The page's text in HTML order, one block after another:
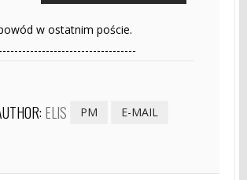
w ostatnim poście.
ELIS PM E-MAIL